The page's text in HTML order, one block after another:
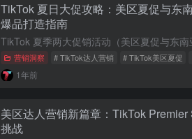
TikTok 夏日大促攻略：美区夏促与东
爆品打造指南
营销洞察 # TikTok达人营销 # TikTok美区夏促
1年前
美区达人营销新篇章：TikTok
挑战